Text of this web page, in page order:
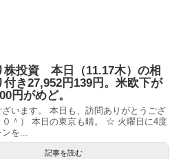
株投資 本日（11.17木）の相
付き27,952円139円。米欧下が
円がめど。
ざいます。 本日も、訪問ありがとうござ
０＾） 本日の東京も晴。 ☆ 火曜日に4度
ンを...
記事を読む